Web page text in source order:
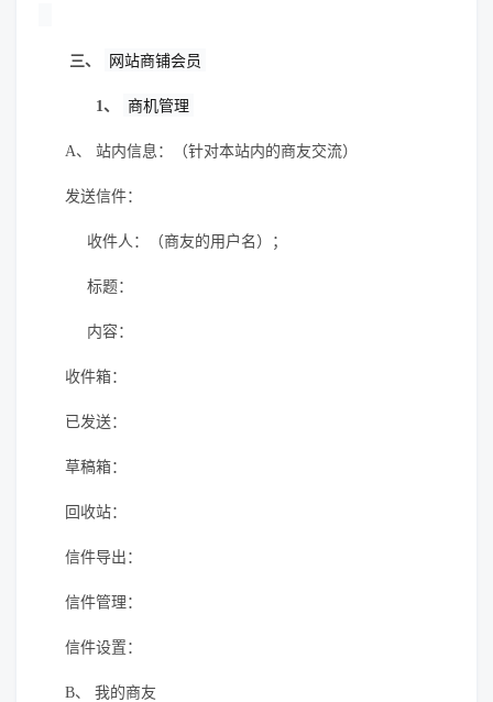
三、 网站商铺会员
1、 商机管理
A、 站内信息：（针对本站内的商友交流）
发送信件：
收件人：（商友的用户名）；
标题：
内容：
收件箱：
已发送：
草稿箱：
回收站：
信件导出：
信件管理：
信件设置：
B、 我的商友